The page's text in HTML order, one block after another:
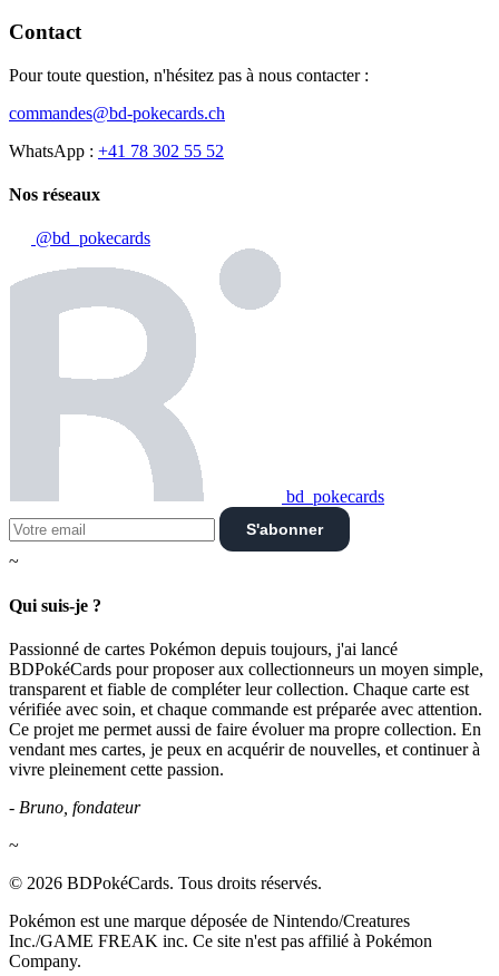
Contact
Pour toute question, n'hésitez pas à nous contacter :
commandes@bd-pokecards.ch
WhatsApp : +41 78 302 55 52
Nos réseaux
@bd_pokecards
bd_pokecards
S'abonner
~
Qui suis-je ?
Passionné de cartes Pokémon depuis toujours, j'ai lancé
BDPokéCards pour proposer aux collectionneurs un moyen simple,
transparent et fiable de compléter leur collection. Chaque carte est
vérifiée avec soin, et chaque commande est préparée avec attention.
Ce projet me permet aussi de faire évoluer ma propre collection. En
vendant mes cartes, je peux en acquérir de nouvelles, et continuer à
vivre pleinement cette passion.
- Bruno, fondateur
~
© 2026 BDPokéCards. Tous droits réservés.
Pokémon est une marque déposée de Nintendo/Creatures
Inc./GAME FREAK inc. Ce site n'est pas affilié à Pokémon
Company.